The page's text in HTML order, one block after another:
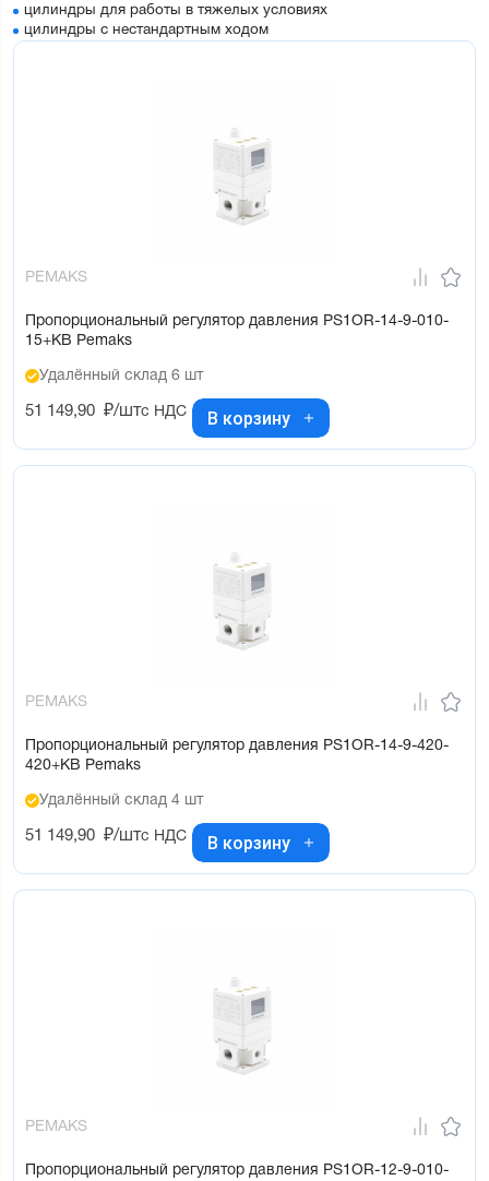
цилиндры для работы в тяжелых условиях
цилиндры с нестандартным ходом
PEMAKS
Пропорциональный регулятор давления PS1OR-14-9-010-
15+KB Pemaks
Удалённый склад 6 шт
51 149,90 ₽/штс НДС В корзину
PEMAKS
Пропорциональный регулятор давления PS1OR-14-9-420-
420+KB Pemaks
Удалённый склад 4 шт
51 149,90 ₽/штс НДС В корзину
PEMAKS
Пропорциональный регулятор давления PS1OR-12-9-010-